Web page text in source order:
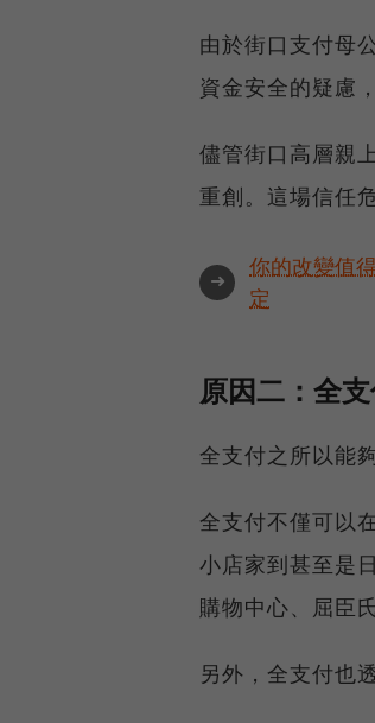
由於街口支付母
資金安全的疑慮
儘管街口高層親
重創。這場信任
➜
你的改變值
定
原因二：全
全支付之所以能
全支付不僅可以
小店家到甚至是
購物中心、屈臣
另外，全支付也